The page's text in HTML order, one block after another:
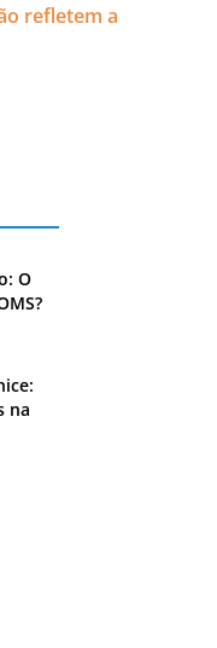
refletem a
O
na